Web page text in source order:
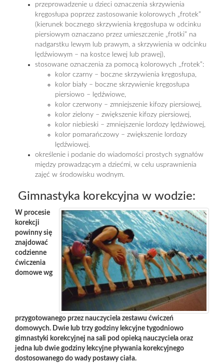
przeprowadzenie u dzieci oznaczenia skrzywienia
kręgosłupa poprzez zastosowanie kolorowych „frotek”
(kierunek bocznego skrzywienia kręgosłupa w odcinku
piersiowym oznaczano przez umieszczenie „frotki” na
nadgarstku lewym lub prawym, a skrzywienia w odcinku
lędźwiowym – na kostce lewej lub prawej),
stosowane oznaczenia za pomocą kolorowych ,,frotek”:
kolor czarny – boczne skrzywienia kręgosłupa,
kolor biały – boczne skrzywienie kręgosłupa
piersiowo – lędźwiowe,
kolor czerwony – zmniejszenie kifozy piersiowej,
kolor zielony – zwiększenie kifozy piersiowej,
kolor niebieski – zmniejszenie lordozy lędźwiowej,
kolor pomarańczowy – zwiększenie lordozy
lędźwiowej.
określenie i podanie do wiadomości prostych sygnałów
między prowadzącym a dziećmi, w celu usprawnienia
zajęć w środowisku wodnym.
Gimnastyka korekcyjna w wodzie:
W procesie
korekcji
powinny się
znajdować
codzienne
ćwiczenia
domowe wg
przygotowanego przez nauczyciela zestawu ćwiczeń
domowych. Dwie lub trzy godziny lekcyjne tygodniowo
gimnastyki korekcyjnej na sali pod opieką nauczyciela oraz
jedna lub dwie godziny lekcyjne pływania korekcyjnego
dostosowanego do wady postawy ciała.